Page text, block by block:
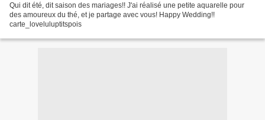
Qui dit été, dit saison des mariages!! J'ai réalisé une petite aquarelle pour
des amoureux du thé, et je partage avec vous! Happy Wedding!!
carte_loveluluptitspois